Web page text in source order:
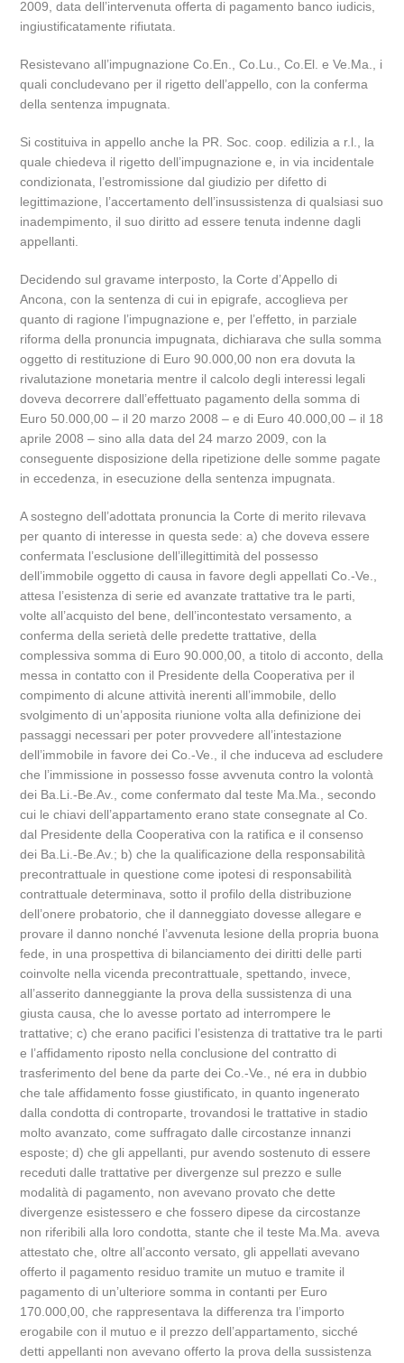
2009, data dell’intervenuta offerta di pagamento banco iudicis,
ingiustificatamente rifiutata.
Resistevano all’impugnazione Co.En., Co.Lu., Co.El. e Ve.Ma., i
quali concludevano per il rigetto dell’appello, con la conferma
della sentenza impugnata.
Si costituiva in appello anche la PR. Soc. coop. edilizia a r.l., la
quale chiedeva il rigetto dell’impugnazione e, in via incidentale
condizionata, l’estromissione dal giudizio per difetto di
legittimazione, l’accertamento dell’insussistenza di qualsiasi suo
inadempimento, il suo diritto ad essere tenuta indenne dagli
appellanti.
Decidendo sul gravame interposto, la Corte d’Appello di
Ancona, con la sentenza di cui in epigrafe, accoglieva per
quanto di ragione l’impugnazione e, per l’effetto, in parziale
riforma della pronuncia impugnata, dichiarava che sulla somma
oggetto di restituzione di Euro 90.000,00 non era dovuta la
rivalutazione monetaria mentre il calcolo degli interessi legali
doveva decorrere dall’effettuato pagamento della somma di
Euro 50.000,00 – il 20 marzo 2008 – e di Euro 40.000,00 – il 18
aprile 2008 – sino alla data del 24 marzo 2009, con la
conseguente disposizione della ripetizione delle somme pagate
in eccedenza, in esecuzione della sentenza impugnata.
A sostegno dell’adottata pronuncia la Corte di merito rilevava
per quanto di interesse in questa sede: a) che doveva essere
confermata l’esclusione dell’illegittimità del possesso
dell’immobile oggetto di causa in favore degli appellati Co.-Ve.,
attesa l’esistenza di serie ed avanzate trattative tra le parti,
volte all’acquisto del bene, dell’incontestato versamento, a
conferma della serietà delle predette trattative, della
complessiva somma di Euro 90.000,00, a titolo di acconto, della
messa in contatto con il Presidente della Cooperativa per il
compimento di alcune attività inerenti all’immobile, dello
svolgimento di un’apposita riunione volta alla definizione dei
passaggi necessari per poter provvedere all’intestazione
dell’immobile in favore dei Co.-Ve., il che induceva ad escludere
che l’immissione in possesso fosse avvenuta contro la volontà
dei Ba.Li.-Be.Av., come confermato dal teste Ma.Ma., secondo
cui le chiavi dell’appartamento erano state consegnate al Co.
dal Presidente della Cooperativa con la ratifica e il consenso
dei Ba.Li.-Be.Av.; b) che la qualificazione della responsabilità
precontrattuale in questione come ipotesi di responsabilità
contrattuale determinava, sotto il profilo della distribuzione
dell’onere probatorio, che il danneggiato dovesse allegare e
provare il danno nonché l’avvenuta lesione della propria buona
fede, in una prospettiva di bilanciamento dei diritti delle parti
coinvolte nella vicenda precontrattuale, spettando, invece,
all’asserito danneggiante la prova della sussistenza di una
giusta causa, che lo avesse portato ad interrompere le
trattative; c) che erano pacifici l’esistenza di trattative tra le parti
e l’affidamento riposto nella conclusione del contratto di
trasferimento del bene da parte dei Co.-Ve., né era in dubbio
che tale affidamento fosse giustificato, in quanto ingenerato
dalla condotta di controparte, trovandosi le trattative in stadio
molto avanzato, come suffragato dalle circostanze innanzi
esposte; d) che gli appellanti, pur avendo sostenuto di essere
receduti dalle trattative per divergenze sul prezzo e sulle
modalità di pagamento, non avevano provato che dette
divergenze esistessero e che fossero dipese da circostanze
non riferibili alla loro condotta, stante che il teste Ma.Ma. aveva
attestato che, oltre all’acconto versato, gli appellati avevano
offerto il pagamento residuo tramite un mutuo e tramite il
pagamento di un’ulteriore somma in contanti per Euro
170.000,00, che rappresentava la differenza tra l’importo
erogabile con il mutuo e il prezzo dell’appartamento, sicché
detti appellanti non avevano offerto la prova della sussistenza